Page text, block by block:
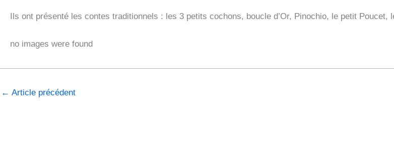
Ils ont présenté les contes traditionnels : les 3 petits cochons, boucle d’Or, Pinochio, le petit
no images were found
← Article précédent